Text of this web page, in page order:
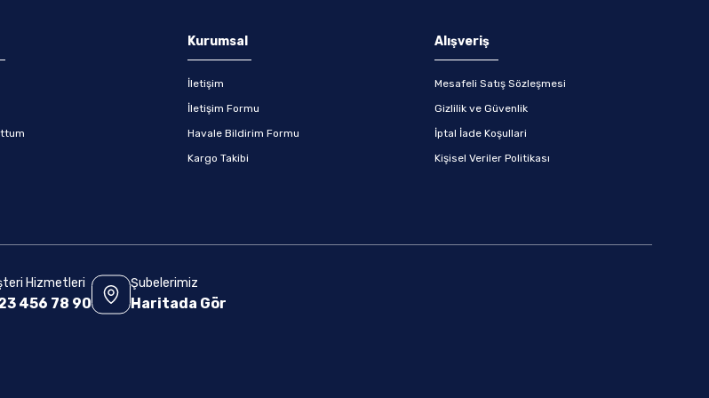
Kurumsal
İletişim
İletişim Formu
Havale Bildirim Formu
Kargo Takibi
Alışveriş
Mesafeli Satış Sözleşmesi
Gizlilik ve Güvenlik
İptal İade Koşullari
Kişisel Veriler Politikası
Hizmetleri
456 78 90
Şubelerimiz
Haritada Gör